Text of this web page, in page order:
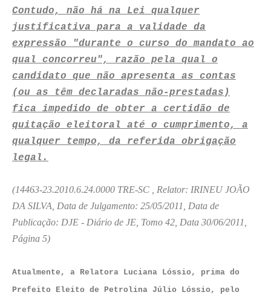
Contudo, não há na Lei qualquer
justificativa para a validade da
expressão "durante o curso do mandato ao
qual concorreu", razão pela qual o
candidato que não apresenta as contas
(ou as têm declaradas não-prestadas)
fica impedido de obter a certidão de
quitação eleitoral até o cumprimento, a
qualquer tempo, da referida obrigação
legal.
(14463-23.2010.6.24.0000 TRE-SC , Relator: IRINEU JOÃO
DA SILVA, Data de Julgamento: 25/05/2011, Data de
Publicação: DJE - Diário de JE, Tomo 42, Data 30/06/2011,
Página 5)
Atualmente, a Relatora Luciana Lóssio, prima do
Prefeito Eleito de Petrolina Júlio Lóssio, pelo